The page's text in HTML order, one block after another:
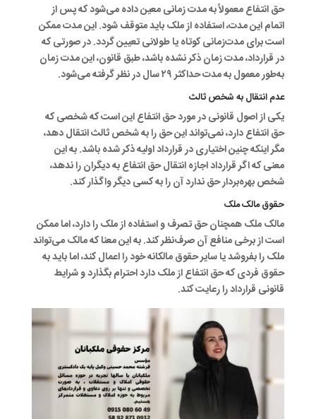
حق انتفاع معمولاً به مدت زمانی معین داده می‌شود که پس از
اتمام این مدت، استفاده از ملک باید متوقف شود. این مدت ممکن
است برای مدت‌زمانی کوتاه یا طولانی تعیین گردد. در صورتی که
در قرارداد، مدت زمان ذکر نشده باشد، طبق قانون، این مدت زمان
به‌طور معمول به مدت حداکثر ۲۹ سال در نظر گرفته می‌شود.
عدم انتقال به شخص ثالث
یکی از اصول قانونی در مورد حق انتفاع این است که شخصی که
حق انتفاع دارد، نمی‌تواند این حق را به شخص ثالث انتقال دهد،
مگر اینکه چنین اختیاری در قرارداد اولیه ذکر شده باشد. به این
معنی که اگر قرارداد اجازه انتقال حق انتفاع به دیگران را ندهد،
شخص بهره‌بردار حق ندارد آن را به کسی دیگر واگذار کند.
حقوق مالک ملک
مالک ملک همچنان حق تصرف و استفاده از ملک را دارد، اما ممکن
است از برخی منافع آن صرف‌نظر کند. به این معنا که مالک می‌تواند
ملک را بفروشد یا سایر حقوق مالکانه خود را اعمال کند، اما باید به
حقوق فردی که حق انتفاع از ملک دارد احترام بگذارد و شرایط
قانونی قرارداد را رعایت کند.